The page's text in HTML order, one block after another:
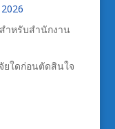
ำหรับสำนักงาน
ใดก่อนตัดสินใจ